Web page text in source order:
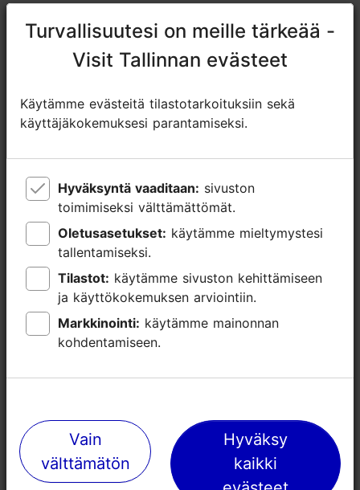
Turvallisuutesi on meille tärkeää -
Visit Tallinnan evästeet
Käytämme evästeitä tilastotarkoituksiin sekä
käyttäjäkokemuksesi parantamiseksi.
Hyväksyntä vaaditaan:
toimimiseksi välttämättömät.
Oletusasetukset:
tallentamiseksi.
Tilastot:
ja käyttökokemuksen arviointiin.
Markkinointi:
kohdentamiseen.
Vain
välttämätön
Hyväksy
kaikki
Turvallisuutesi on meille tärkeää -
Visit Tallinnan evästeet
Käytämme evästeitä tilastotarkoituksiin sekä
käyttäjäkokemuksesi parantamiseksi.
Hyväksyntä vaaditaan:
toimimiseksi välttämättömät.
Oletusasetukset:
tallentamiseksi.
Tilastot:
ja käyttökokemuksen arviointiin.
Markkinointi:
kohdentamiseen.
Vain
välttämätön
Hyväksy
kaikki